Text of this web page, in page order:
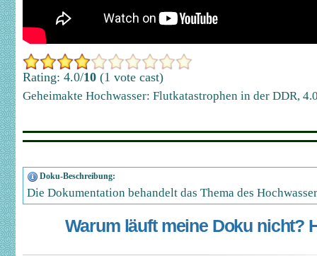
Rating: 4.0/10 (1 vote cast)
Geheimakte Hochwasser: Flutkatastrophen in der DDR,
Doku-Beschreibung:
Die Dokumentation behandelt das Thema des
Warum läuft meine Doku nicht?